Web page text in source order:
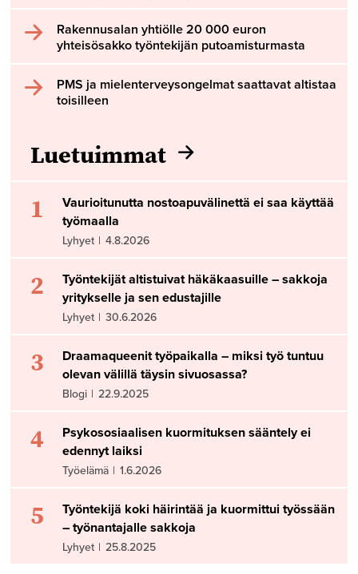
Rakennusalan yhtiölle 20 000 euron
yhteisösakko työntekijän putoamisturmasta
PMS ja mielenterveysongelmat saattavat altistaa
toisilleen
Luetuimmat
1
Vaurioitunutta nostoapuvälinettä ei saa käyttää
työmaalla
Lyhyet | 4.8.2026
2
Työntekijät altistuivat häkäkaasuille – sakkoja
yritykselle ja sen edustajille
Lyhyet | 30.6.2026
3
Draamaqueenit työpaikalla – miksi työ tuntuu
olevan välillä täysin sivuosassa?
Blogi | 22.9.2025
4
Psykososiaalisen kuormituksen sääntely ei
edennyt laiksi
Työelämä | 1.6.2026
5
Työntekijä koki häirintää ja kuormittui työssään
– työnantajalle sakkoja
Lyhyet | 25.8.2025